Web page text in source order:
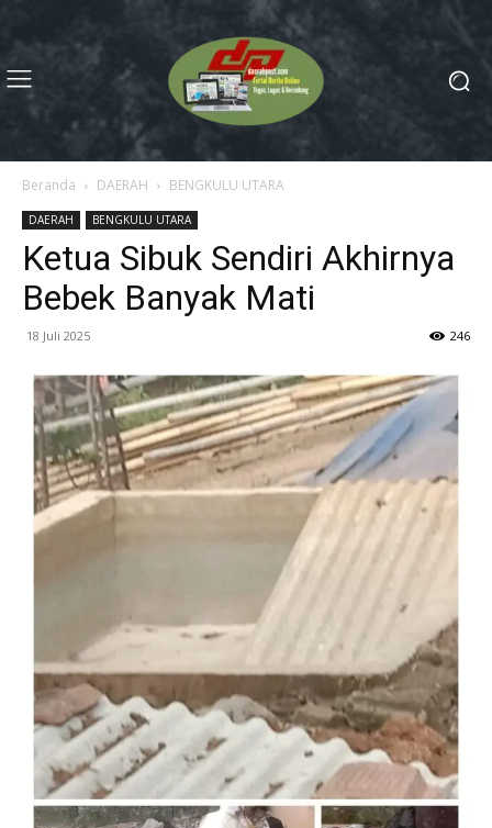
Beranda DAERAH BENGKULU UTARA
DAERAH BENGKULU UTARA
Ketua Sibuk Sendiri Akhirnya
Bebek Banyak Mati
18 Juli 2025 246